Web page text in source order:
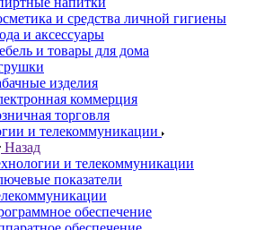
и средства личной гигиены
и аксессуары
и товары для дома
изделия
коммерция
торговля
и телекоммуникации
Назад
и телекоммуникации
показатели
обеспечение